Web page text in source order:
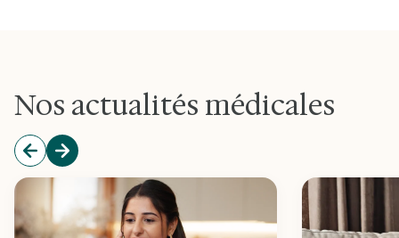
Nos actualités médicales